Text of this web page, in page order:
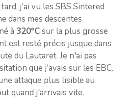
j'ai vu les SBS Sintered
dans mes descentes
à 320°Csur la plus grosse
est resté précis jusque dans
du Lautaret. Je n'ai pas
que j'avais sur les EBC.
attaque plus lisible au
quand j'arrivais vite.